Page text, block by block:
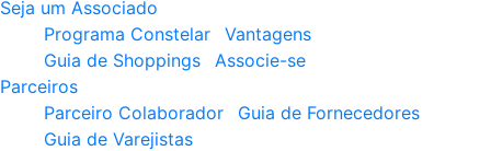
Seja um Associado
Programa Constelar
Vantagens
Guia de Shoppings
Associe-se
Parceiros
Parceiro Colaborador
Guia de Fornecedores
Guia de Varejistas